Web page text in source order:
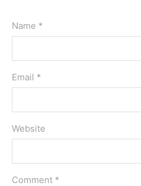
Name *
Email *
Website
Comment *